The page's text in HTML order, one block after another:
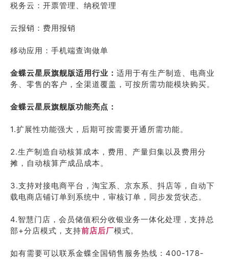
税务云：开票管理、纳税管理
云报销：费用报销
移动应用：手机端查询做单
金蝶云星辰旗舰版适用行业： 适用于有生产制造、电商业
务、零售的客户，全渠道覆盖，可按所需功能模块购买。
金蝶云星辰旗舰版功能亮点：
1.扩展性功能强大，后期可按需要开通所需功能。
2.生产制造自动核算成本，费用、产量归集以及费用分
摊，自动核算产成品成本。
3.支持对接电商平台，淘宝系、京东系、抖店等，自动下
载电商店铺订单到系统中，审核订单，同步发货状态。
4.智慧门店，会员储值积分收银业务一体化处理，支持总
部+分店模式，支持前店后厂模式。
如有需要可以联系金蝶全国销售服务热线：400-178-